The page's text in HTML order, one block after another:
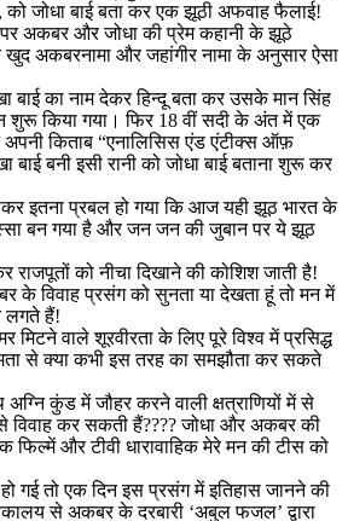
को जोधा बाई बता कर एक झूठी अफवाह फैलाई!
अकबर और जोधा की प्रेम कहानी के झूठे
अकबरनामा और जहांगीर नामा के अनुसार ऐसा
बाई का नाम देकर हिन्दू बता कर उसके मान सिंह
शुरू किया गया। फिर 18 वीं सदी के अंत में एक
किताब “एनालिसिस एंड एंटीक्स ऑफ़
बाई बनी इसी रानी को जोधा बाई बताना शुरू कर
इतना प्रबल हो गया कि आज यही झूठ भारत के
बन गया है और जन जन की जुबान पर ये झूठ
को नीचा दिखाने की कोशिश जाती है!
के विवाह प्रसंग को सुनता या देखता हूं तो मन में
लगते हैं!
वाले शूरवीरता के लिए पूरे विश्व में प्रसिद्ध
से क्या कभी इस तरह का समझौता कर सकते
कुंड में जौहर करने वाली क्षत्राणियों में से
विवाह कर सकती हैं???? जोधा और अकबर की
फिल्में और टीवी धारावाहिक मेरे मन की टीस को
गई तो एक दिन इस प्रसंग में इतिहास जानने की
से अकबर के दरबारी ‘अबुल फजल’ द्वारा